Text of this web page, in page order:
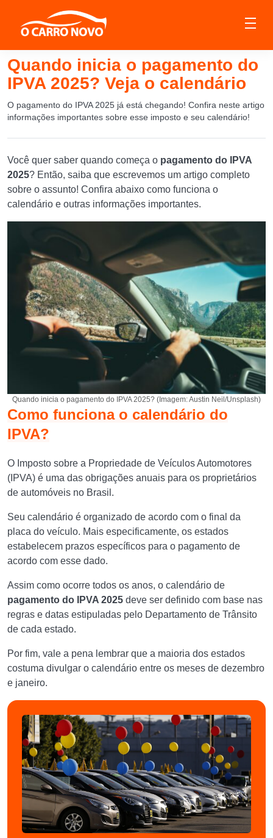
Quando inicia o pagamento do
IPVA 2025? Veja o calendário
O pagamento do IPVA 2025 já está chegando! Confira neste artigo
informações importantes sobre esse imposto e seu calendário!
Você quer saber quando começa o pagamento do IPVA
2025? Então, saiba que escrevemos um artigo completo
sobre o assunto! Confira abaixo como funciona o
calendário e outras informações importantes.
Quando inicia o pagamento do IPVA 2025? (Imagem: Austin Neil/Unsplash)
Como funciona o calendário do
IPVA?
O Imposto sobre a Propriedade de Veículos Automotores
(IPVA) é uma das obrigações anuais para os proprietários
de automóveis no Brasil.
Seu calendário é organizado de acordo com o final da
placa do veículo. Mais especificamente, os estados
estabelecem prazos específicos para o pagamento de
acordo com esse dado.
Assim como ocorre todos os anos, o calendário de
pagamento do IPVA 2025 deve ser definido com base nas
regras e datas estipuladas pelo Departamento de Trânsito
de cada estado.
Por fim, vale a pena lembrar que a maioria dos estados
costuma divulgar o calendário entre os meses de dezembro
e janeiro.